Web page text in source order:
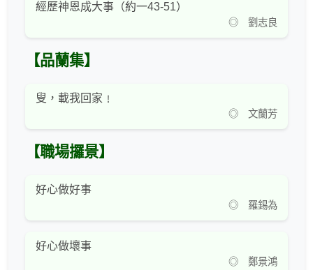
經歷神恩成大事（約一43-51）
◎ 劉志良
【品蘭集】
叟，載我回家﹗
◎ 文蘭芳
【職場攞景】
好心做好事
◎ 羅錫為
好心做壞事
◎ 鄭景鴻